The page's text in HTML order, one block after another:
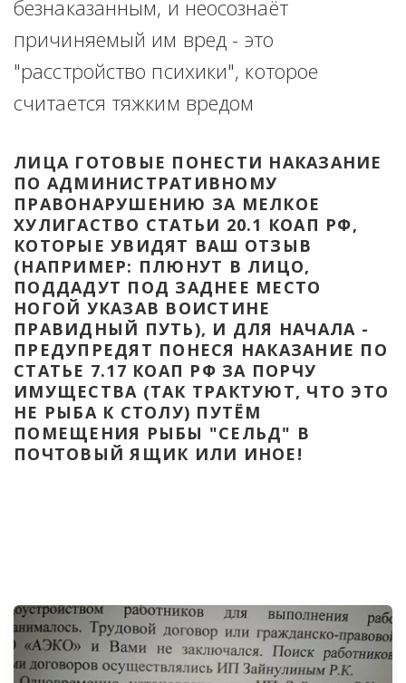
безнаказанным, и неосознаёт
причиняемый им вред - это
"расстройство психики", которое
считается тяжким вредом
ЛИЦА ГОТОВЫЕ ПОНЕСТИ НАКАЗАНИЕ
ПО АДМИНИСТРАТИВНОМУ
ПРАВОНАРУШЕНИЮ ЗА МЕЛКОЕ
ХУЛИГАСТВО СТАТЬИ 20.1 КОАП РФ,
КОТОРЫЕ УВИДЯТ ВАШ ОТЗЫВ
(НАПРИМЕР: ПЛЮНУТ В ЛИЦО,
ПОДДАДУТ ПОД ЗАДНЕЕ МЕСТО
НОГОЙ УКАЗАВ ВОИСТИНЕ
ПРАВИДНЫЙ ПУТЬ), И ДЛЯ НАЧАЛА -
ПРЕДУПРЕДЯТ ПОНЕСЯ НАКАЗАНИЕ ПО
СТАТЬЕ 7.17 КОАП РФ ЗА ПОРЧУ
ИМУЩЕСТВА (ТАК ТРАКТУЮТ, ЧТО ЭТО
НЕ РЫБА К СТОЛУ) ПУТЁМ
ПОМЕЩЕНИЯ РЫБЫ "СЕЛЬД" В
ПОЧТОВЫЙ ЯЩИК ИЛИ ИНОЕ!